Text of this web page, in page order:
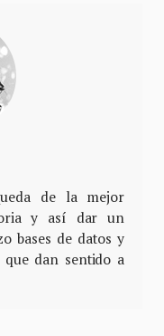
de la mejor
y así dar un
bases de datos y
dan sentido a